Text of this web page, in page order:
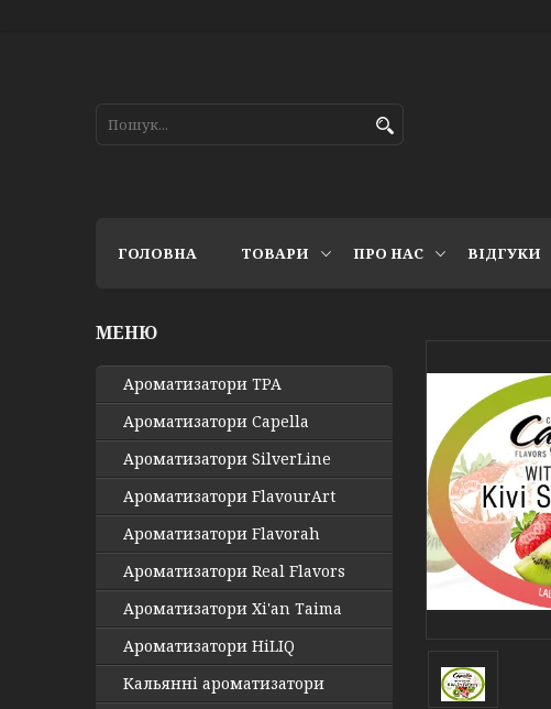
ГОЛОВНА ТОВАРИ ПРО НАС ВІДГУКИ
Ароматизатори TPA
Ароматизатори Capella
Ароматизатори SilverLine
Ароматизатори FlavourArt
Ароматизатори Flavorah
Ароматизатори Real Flavors
Ароматизатори Xi'an Taima
Ароматизатори HiLIQ
Кальянні ароматизатори